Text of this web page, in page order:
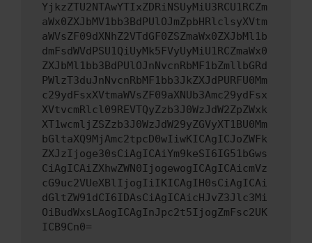
YjkzZTU2NTAwYTIxZDRiNSUyMiU3RCU1RCZm
aWx0ZXJbMV1bb3BdPUlOJmZpbHRlclsyXVtm
aWVsZF09dXNhZ2VTdGF0ZSZmaWx0ZXJbMl1b
dmFsdWVdPSU1QiUyMk5FVyUyMiU1RCZmaWx0
ZXJbMl1bb3BdPUlOJnNvcnRbMF1bZmllbGRd
PWlzT3duJnNvcnRbMF1bb3JkZXJdPURFU0Mm
c29ydFsxXVtmaWVsZF09aXNUb3Amc29ydFsx
XVtvcmRlcl09REVTQyZzb3J0WzJdW2ZpZWxk
XT1wcmljZSZzb3J0WzJdW29yZGVyXT1BU0Mm
bGltaXQ9MjAmc2tpcD0wIiwKICAgICJoZWFk
ZXJzIjoge30sCiAgICAiYm9keSI6IG51bGws
CiAgICAiZXhwZWN0IjogewogICAgICAicmVz
cG9uc2VUeXBlIjogIiIKICAgIH0sCiAgICAi
dGltZW91dCI6IDAsCiAgICAicHJvZ3Jlc3Mi
OiBudWxsLAogICAgInJpc2t5IjogZmFsc2UK
ICB9Cn0=